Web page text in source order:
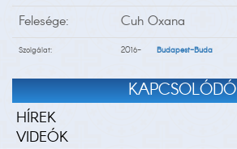
Felesége:
Cuh Oxana
Szolgálat: 2016- Budapest-Buda
KAPCSOLÓDÓ
HÍREK
VIDEÓK